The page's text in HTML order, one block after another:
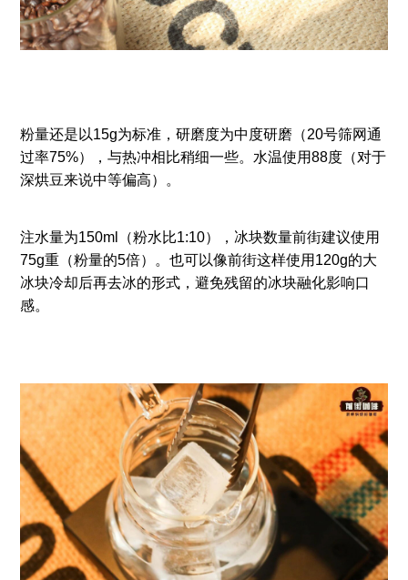
粉量还是以15g为标准，研磨度为中度研磨（20号筛网通
过率75%），与热冲相比稍细一些。水温使用88度（对于
深烘豆来说中等偏高）。
注水量为150ml（粉水比1:10），冰块数量前街建议使用
75g重（粉量的5倍）。也可以像前街这样使用120g的大
冰块冷却后再去冰的形式，避免残留的冰块融化影响口
感。